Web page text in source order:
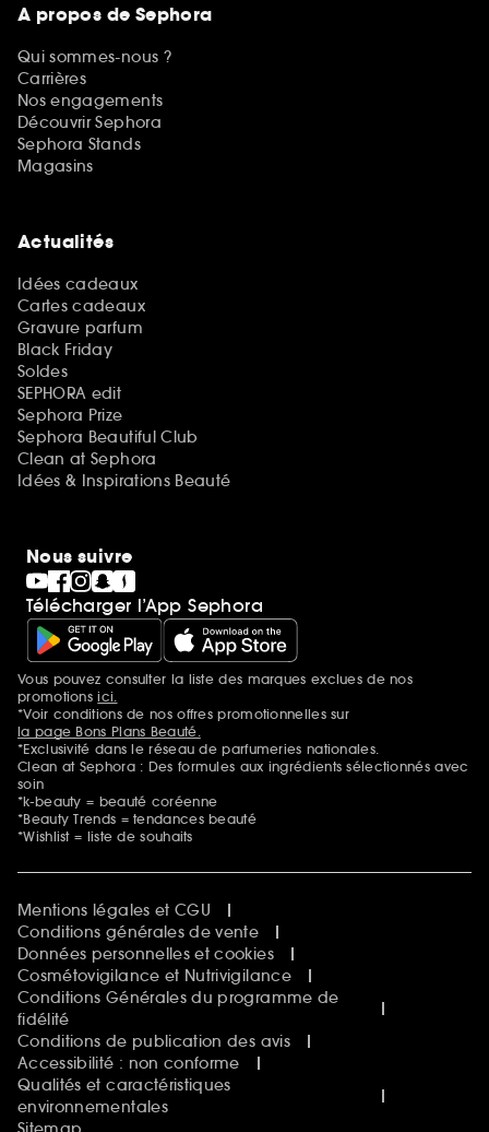
A propos de Sephora
Qui sommes-nous ?
Carrières
Nos engagements
Découvrir Sephora
Sephora Stands
Magasins
Actualités
Idées cadeaux
Cartes cadeaux
Gravure parfum
Black Friday
Soldes
SEPHORA edit
Sephora Prize
Sephora Beautiful Club
Clean at Sephora
Idées & Inspirations Beauté
Nous suivre
Télécharger l’App Sephora
Mentions additionnelles
Vous pouvez consulter la liste des marques exclues de nos
promotionsici.
*Voir conditions de nos offres promotionnelles sur
la page Bons Plans Beauté.
*Exclusivité dans le réseau de parfumeries nationales.
Clean at Sephora : Des formules aux ingrédients sélectionnés avec
soin
*k-beauty = beauté coréenne
*Beauty Trends = tendances beauté
*Wishlist = liste de souhaits
Mentions légales et CGU
Conditions générales de vente
Données personnelles et cookies
Cosmétovigilance et Nutrivigilance
Conditions Générales du programme de
fidélité
Conditions de publication des avis
Accessibilité : non conforme
Qualités et caractéristiques
environnementales